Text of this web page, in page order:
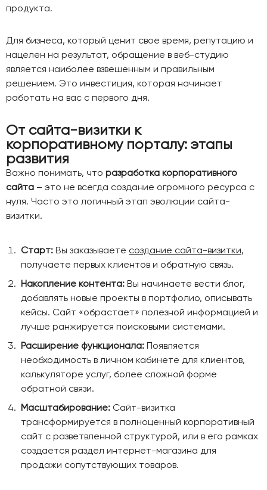
продукта.
Для бизнеса, который ценит свое время, репутацию и
нацелен на результат, обращение в веб-студию
является наиболее взвешенным и правильным
решением. Это инвестиция, которая начинает
работать на вас с первого дня.
От сайта-визитки к
корпоративному порталу: этапы
развития
Важно понимать, что разработка корпоративного
сайта – это не всегда создание огромного ресурса с
нуля. Часто это логичный этап эволюции сайта-
визитки.
Старт: Вы заказываете создание сайта-визитки,
получаете первых клиентов и обратную связь.
Накопление контента: Вы начинаете вести блог,
добавлять новые проекты в портфолио, описывать
кейсы. Сайт «обрастает» полезной информацией и
лучше ранжируется поисковыми системами.
Расширение функционала: Появляется
необходимость в личном кабинете для клиентов,
калькуляторе услуг, более сложной форме
обратной связи.
Масштабирование: Сайт-визитка
трансформируется в полноценный корпоративный
сайт с разветвленной структурой, или в его рамках
создается раздел интернет-магазина для
продажи сопутствующих товаров.